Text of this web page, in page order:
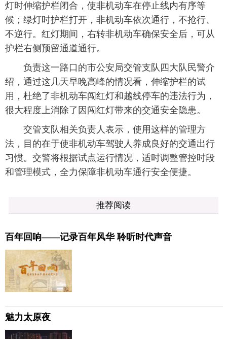
灯时伸缩护栏闭合，使非机动车在停止线内有序等
候；绿灯时护栏打开，非机动车依次通行，不抢行、
不逆行。红灯期间，右转非机动车确保安全后，可从
护栏右侧预留通道通行。
负责这一路口的市公安局交管支队四大队民警介
绍，通过这几天早晚高峰的情况看，伸缩护栏的试
用，杜绝了非机动车闯红灯和越线停车的违法行为，
很大程度上消除了因闯红灯带来的交通安全隐患。
交管支队相关负责人表示，使用这样的管理方
法，目的在于使非机动车驾驶人养成良好的交通出行
习惯。交警将根据试点运行情况，适时调整管控时段
和管理模式，全力保障非机动车通行安全便捷。
推荐阅读
百年回响——记录百年风华 聆听时代声音
魅力太原夜